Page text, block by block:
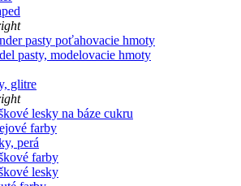
pasty poťahovacie hmoty
pasty, modelovacie hmoty
glitre
lesky na báze cukru
farby
perá
farby
lesky